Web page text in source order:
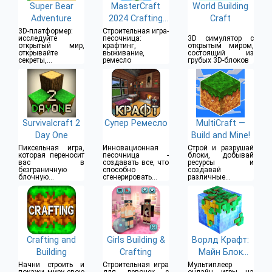
Super Bear
Adventure
3D-платформер:
исследуйте
открытый мир,
открывайте
секреты,
сражайтесь с
врагами
MasterCraft
2024 Crafting
Game
Строительная игра-
песочница:
крафтинг,
выживание,
ремесло
World Building
Craft
3D симулятор с
открытым миром,
состоящий из
грубых 3D-блоков
Survivalcraft 2
Day One
Пиксельная игра,
которая переносит
вас в
безграничную
блочную
вселенную
Супер Ремесло
Инновационная
песочница -
создавать все, что
способно
сгенерировать
ваше воображение
MultiCraft —
Build and Mine!
Строй и разрушай
блоки, добывай
ресурсы и
создавай
различные
инструменты,
блоки и оружие
Crafting and
Building
Начни строить и
Girls Building &
Crafting
Строительная игра
Ворлд Крафт:
Майн Блок
Крафт
Мультиплеер